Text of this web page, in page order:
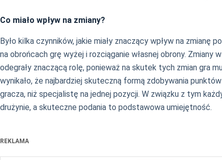
Co miało wpływ na zmiany?
Było kilka czynników, jakie miały znaczący wpływ na
na obrońcach grę wyżej i rozciąganie własnej obrony.
odegrały znaczącą rolę, ponieważ na skutek tych zmian gra
wynikało, że najbardziej skuteczną formą zdobywania
gracza, niż specjalistę na jednej pozycji. W związku z tym
drużynie, a skuteczne podania to podstawowa umiejętność.
REKLAMA